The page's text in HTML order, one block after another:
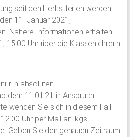
seit den Herbstferien werden
11. Januar 2021,
Nähere Informationen erhalten
15.00 Uhr über die Klassenlehrerin
in absoluten
dem 11.01.21 in Anspruch
wenden Sie sich in diesem Fall
Uhr per Mail an: kgs-
Geben Sie den genauen Zeitraum